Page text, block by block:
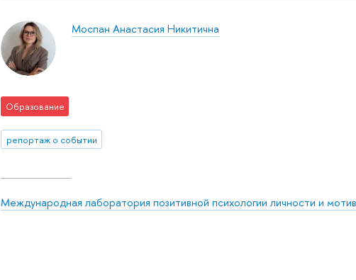
Моспан Анастасия Никитична
Образование
репортаж о событии
Международная лаборатория позитивной психологии личности и